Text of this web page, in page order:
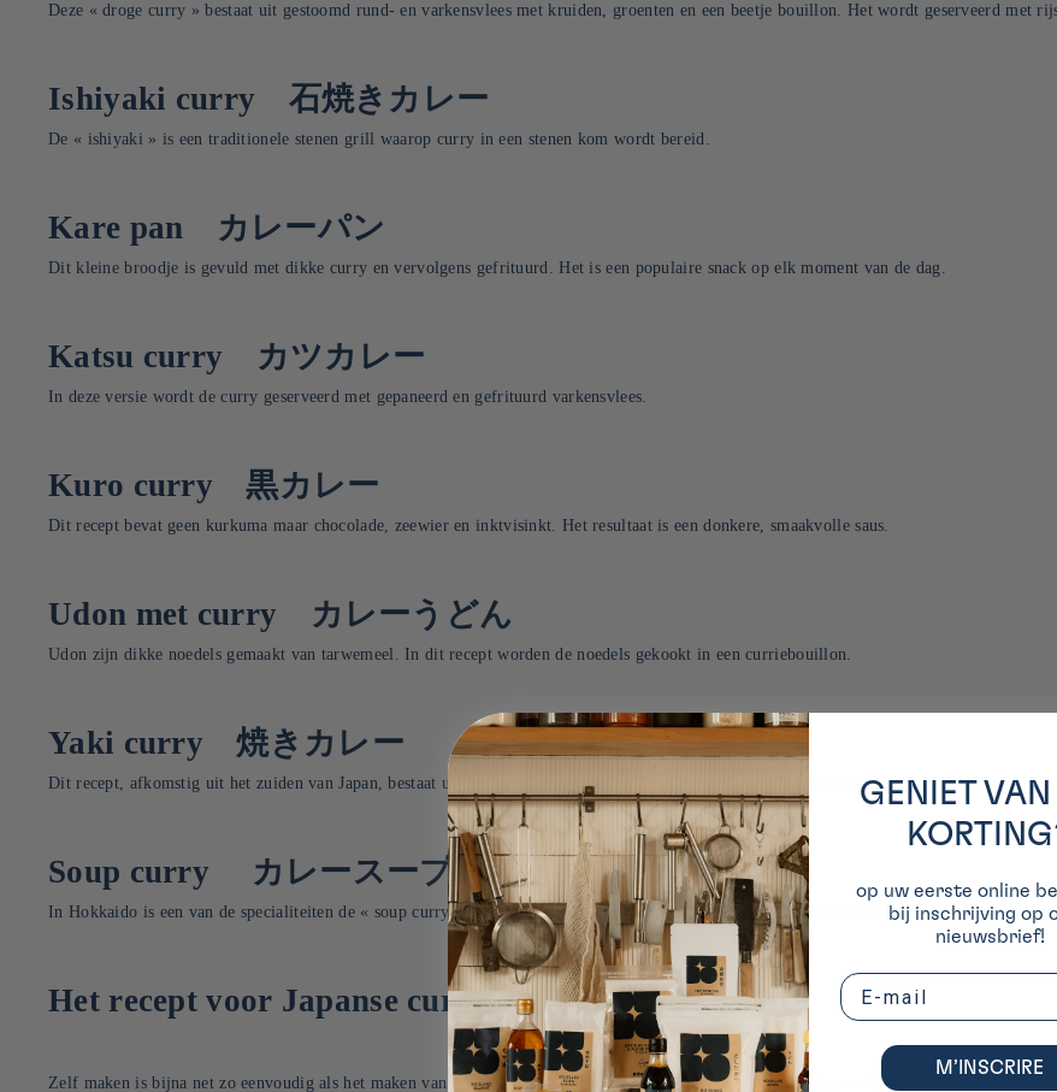
Deze « droge curry » bestaat uit gestoomd rund- en varkensvlees met kruiden, groenten en een beetje bouillon. Het wordt geserveerd met
Ishiyaki curry 石焼きカレー
De « ishiyaki » is een traditionele stenen grill waarop curry in een stenen kom wordt bereid.
Kare pan カレーパン
Dit kleine broodje is gevuld met dikke curry en vervolgens gefrituurd. Het is een populaire snack op elk moment van de dag.
Katsu curry カツカレー
In deze versie wordt de curry geserveerd met gepaneerd en gefrituurd varkensvlees.
Kuro curry 黒カレー
Dit recept bevat geen kurkuma maar chocolade, zeewier en inktvisinkt. Het resultaat is een donkere, smaakvolle saus.
Udon met curry カレーうどん
Udon zijn dikke noedels gemaakt van tarwemeel. In dit recept worden de noedels gekookt in een curriebouillon.
Yaki curry 焼きカレー
Dit recept, afkomstig uit het zuiden van Japan, bestaat uit een ovengerecht van curryrijst omhuld met ei, soms met kaas.
Soup curry カレースープ
In Hokkaido is een van de specialiteiten de « soup curry », een soep die pittiger en kruidiger is dan de klassieke curry met rijst.
Het recept voor Japanse curry
Zelf maken is bijna net zo eenvoudig als het maken van misosoep! Hier is het meest klassieke recept, met kip, aardappelen en wortels:
GENIET VAN
op uw eerste online
bij inschrijving op
nieuwsbrief!
Email
M’INSCRIRE